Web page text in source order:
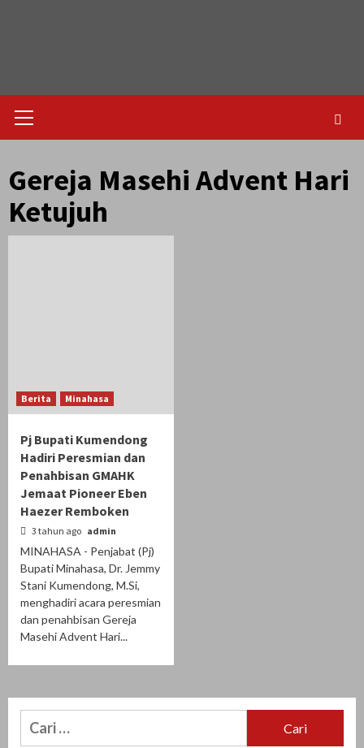
Menu
Gereja Masehi Advent Hari
Ketujuh
Berita Minahasa
Pj Bupati Kumendong
Hadiri Peresmian dan
Penahbisan GMAHK
Jemaat Pioneer Eben
Haezer Remboken
3 tahun ago admin
MINAHASA - Penjabat (Pj)
Bupati Minahasa, Dr. Jemmy
Stani Kumendong, M.Si,
menghadiri acara peresmian
dan penahbisan Gereja
Masehi Advent Hari...
Cari
untuk: